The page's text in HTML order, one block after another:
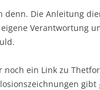
denn. Die Anleitung
Verantwortung
noch ein Link zu
gibt